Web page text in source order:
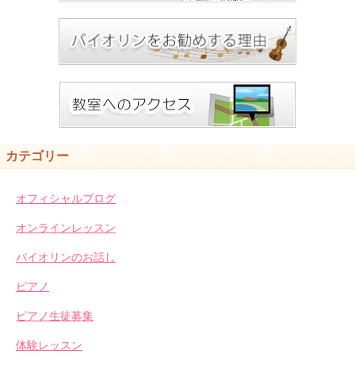
カテゴリー
オフィシャルブログ
オンラインレッスン
バイオリンのお話し
ピアノ
ピアノ生徒募集
体験レッスン